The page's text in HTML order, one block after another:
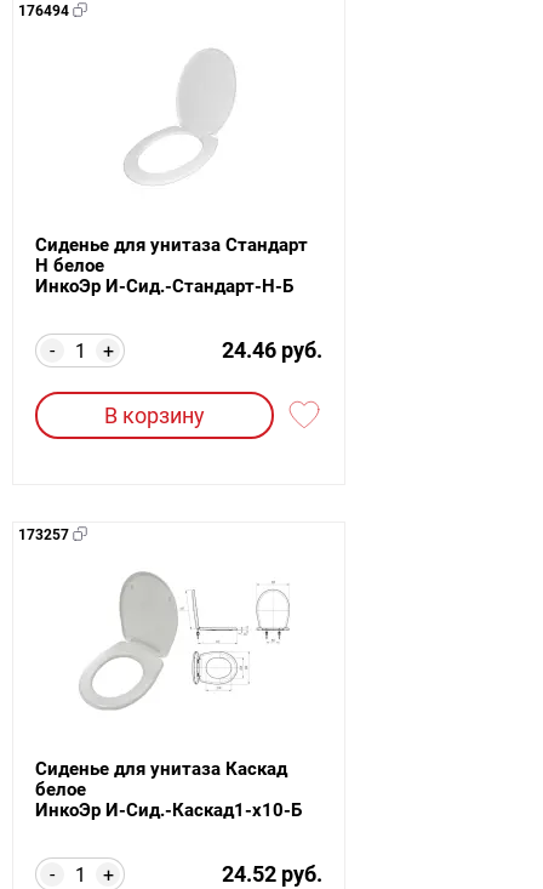
176494
Сиденье для унитаза Стандарт
Н белое
ИнкоЭр И-Сид.-Стандарт-Н-Б
+
- 24.46 руб.
В корзину
173257
Сиденье для унитаза Каскад
белое
ИнкоЭр И-Сид.-Каскад1-х10-Б
+
- 24.52 руб.